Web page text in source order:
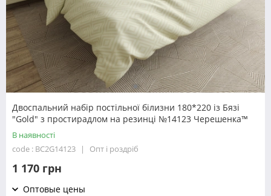
Двоспальний набір постільної білизни 180*220 із Бязі
"Gold" з простирадлом на резинці №14123 Черешенка™
В наявності
code : BC2G14123
Опт і роздріб
1 170 грн
Оптовые цены